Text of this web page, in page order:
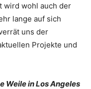
wird wohl auch der
lange auf sich
uns der
Projekte und
Weile in Los Angeles